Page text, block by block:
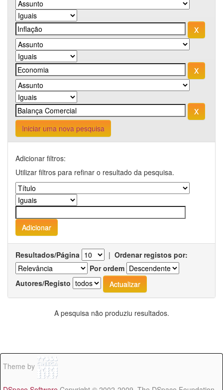
Iniciar uma nova pesquisa
Adicionar filtros:
Utilizar filtros para refinar o resultado da pesquisa.
Resultados/Página | Ordenar registos por:
Por ordem
Autores/Registo
A pesquisa não produziu resultados.
Theme by